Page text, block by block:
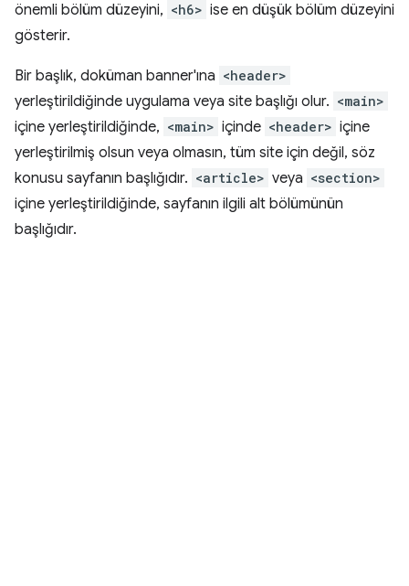
önemli bölüm düzeyini, <h6> ise en düşük bölüm düzeyini
gösterir.
Bir başlık, doküman banner'ına <header>
yerleştirildiğinde uygulama veya site başlığı olur. <main>
içine yerleştirildiğinde, <main> içinde <header> içine
yerleştirilmiş olsun veya olmasın, tüm site için değil, söz
konusu sayfanın başlığıdır. <article> veya <section>
içine yerleştirildiğinde, sayfanın ilgili alt bölümünün
başlığıdır.